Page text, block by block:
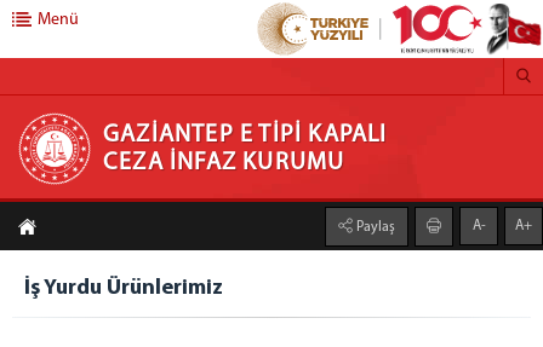
GAZİANTEP E TİPİ KAPALI CEZA İNFAZ KURUMU
Anasayfa
Kurumumuz
Kurum Müdürü
Foto Galeri
Menü
GAZİANTEP E TİPİ KAPALI
CEZA İNFAZ KURUMU
Paylaş A- A+
İş Yurdu Ürünlerimiz